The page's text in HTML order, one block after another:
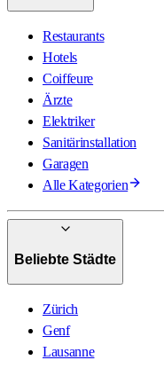
Restaurants
Hotels
Coiffeure
Ärzte
Elektriker
Sanitärinstallation
Garagen
Alle Kategorien
Beliebte Städte
Zürich
Genf
Lausanne